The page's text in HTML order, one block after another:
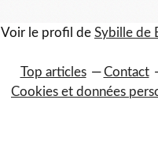
Voir le profil de Sybille de
Top articles Contact
Cookies et données